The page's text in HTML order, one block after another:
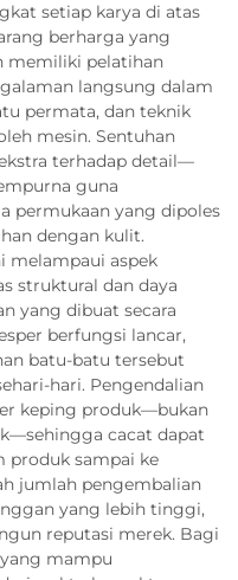
setiap karya di atas
berharga yang
memiliki pelatihan
langsung dalam
permata, dan teknik
mesin. Sentuhan
terhadap detail—
guna
permukaan yang dipoles
dengan kulit.
melampaui aspek
struktural dan daya
yang dibuat secara
berfungsi lancar,
batu-batu tersebut
hari. Pengendalian
keping produk—bukan
cacat dapat
produk sampai ke
jumlah pengembalian
yang lebih tinggi,
reputasi merek. Bagi
mampu